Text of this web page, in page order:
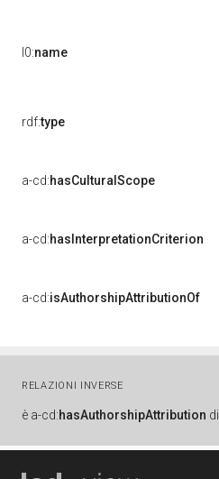
l0:name
rdf:type
a-cd:hasCulturalScope
a-cd:hasInterpretationCriterion
a-cd:isAuthorshipAttributionOf
RELAZIONI INVERSE
è a-cd:hasAuthorshipAttribution di